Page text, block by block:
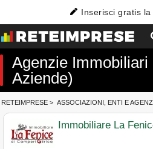
Inserisci gratis
Agenzie Immobiliari
Aziende)
RETEIMPRESE > ASSOCIAZIONI, ENTI E
Immobiliare La